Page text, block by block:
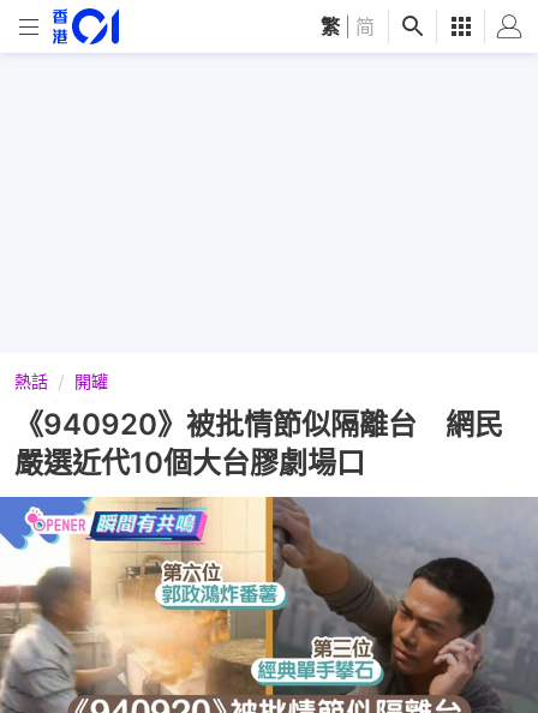
繁 简
熱話 開罐
《940920》被批情節似隔離台 網民
嚴選近代10個大台膠劇場口